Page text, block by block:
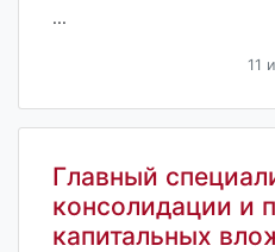
...
11
Главный
консолидации и
капитальных